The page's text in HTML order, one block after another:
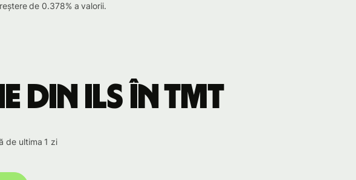
de 0.378% a valorii.
ILS în TMT
de ultima 1 zi